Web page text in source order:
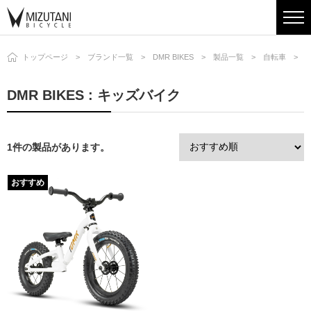
トップページ ブランド一覧 DMR BIKES 製品一覧 自転車
DMR BIKES : キッズバイク
1件の製品があります。
おすすめ